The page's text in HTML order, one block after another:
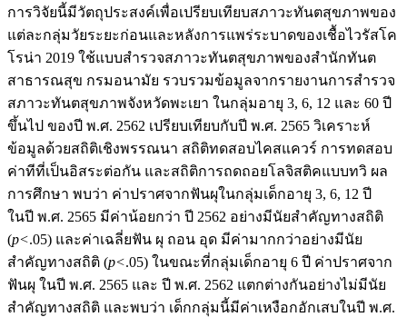
การวิจัยนี้มีวัตถุประสงค์เพื่อเปรียบเทียบสภาวะทันตสุขภาพของ
แต่ละกลุ่มวัยระยะก่อนและหลังการแพร่ระบาดของเชื้อไวรัสโค
โรน่า 2019 ใช้แบบสำรวจสภาวะทันตสุขภาพของสำนักทันต
สาธารณสุข กรมอนามัย รวบรวมข้อมูลจากรายงานการสำรวจ
สภาวะทันตสุขภาพจังหวัดพะเยา ในกลุ่มอายุ 3, 6, 12 และ 60 ปี
ขึ้นไป ของปี พ.ศ. 2562 เปรียบเทียบกับปี พ.ศ. 2565 วิเคราะห์
ข้อมูลด้วยสถิติเชิงพรรณนา สถิติทดสอบไคสแควร์ การทดสอบ
ค่าทีที่เป็นอิสระต่อกัน และสถิติการถดถอยโลจิสติคแบบทวิ ผล
การศึกษา พบว่า ค่าปราศจากฟันผุในกลุ่มเด็กอายุ 3, 6, 12 ปี
ในปี พ.ศ. 2565 มีค่าน้อยกว่า ปี 2562 อย่างมีนัยสำคัญทางสถิติ
(p<.05) และค่าเฉลี่ยฟัน ผุ ถอน อุด มีค่ามากกว่าอย่างมีนัย
สำคัญทางสถิติ (p<.05) ในขณะที่กลุ่มเด็กอายุ 6 ปี ค่าปราศจาก
ฟันผุ ในปี พ.ศ. 2565 และ ปี พ.ศ. 2562 แตกต่างกันอย่างไม่มีนัย
สำคัญทางสถิติ และพบว่า เด็กกลุ่มนี้มีค่าเหงือกอักเสบในปี พ.ศ.